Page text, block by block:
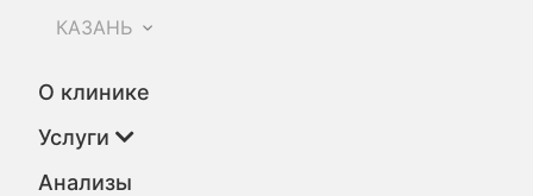
КАЗАНЬ
О клинике
Услуги
Анализы